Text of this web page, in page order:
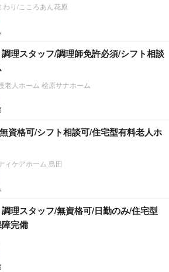
り/こころあん花原
調理スタッフ/調理師免許必須/シフト相談
老人ホーム 桧原サナホーム
資格可/シフト相談可/住宅型有料老人ホ
ィケアホーム 島田
調理スタッフ/無資格可/日勤のみ/住宅型
完備